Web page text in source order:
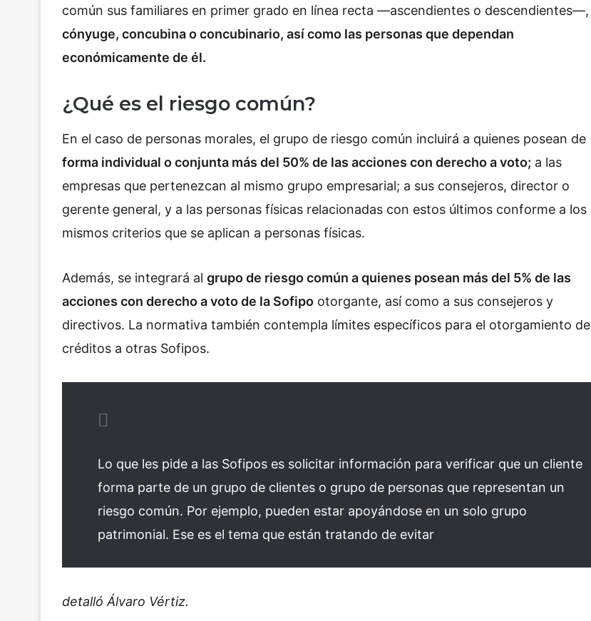
común sus familiares en primer grado en línea recta —ascendientes o descendientes—,
cónyuge, concubina o concubinario, así como las personas que dependan
económicamente de él.
¿Qué es el riesgo común?
En el caso de personas morales, el grupo de riesgo común incluirá a quienes posean de
forma individual o conjunta más del 50% de las acciones con derecho a voto; a las
empresas que pertenezcan al mismo grupo empresarial; a sus consejeros, director o
gerente general, y a las personas físicas relacionadas con estos últimos conforme a los
mismos criterios que se aplican a personas físicas.
Además, se integrará al grupo de riesgo común a quienes posean más del 5% de las
acciones con derecho a voto de la Sofipo otorgante, así como a sus consejeros y
directivos. La normativa también contempla límites específicos para el otorgamiento de
créditos a otras Sofipos.
Lo que les pide a las Sofipos es solicitar información para verificar que un cliente
forma parte de un grupo de clientes o grupo de personas que representan un
riesgo común. Por ejemplo, pueden estar apoyándose en un solo grupo
patrimonial. Ese es el tema que están tratando de evitar
detalló Álvaro Vértiz.